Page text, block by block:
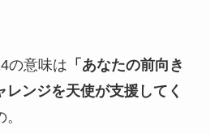
の意味は 「あなたの前向き
ンジを天使が支援してく